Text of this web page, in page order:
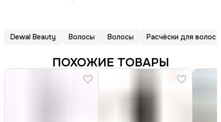
Dewal Beauty Волосы Волосы Расчёски для волос
ПОХОЖИЕ ТОВАРЫ